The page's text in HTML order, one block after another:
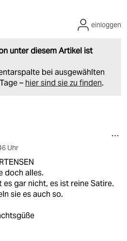
unter diesem Artikel ist
bei ausgewählten
– hier sind sie zu finden.
einloggen
Uhr
doch alles.
es gar nicht, es ist reine Satire.
sie es auch so.